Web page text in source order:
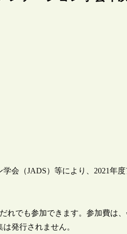
会（JADS）等により、2021年
れでも参加できます。参加費は
発行されません。